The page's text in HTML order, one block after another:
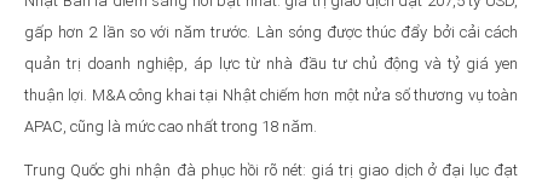
gấp hơn 2 lần so với năm trước. Làn sóng được thúc đẩy bởi cải cách
quản trị doanh nghiệp, áp lực từ nhà đầu tư chủ động và tỷ giá yen
thuận lợi. M&A công khai tại Nhật chiếm hơn một nửa số thương vụ toàn
APAC, cũng là mức cao nhất trong 18 năm.
Trung Quốc ghi nhận đà phục hồi rõ nét: giá trị giao dịch ở đại lục đạt